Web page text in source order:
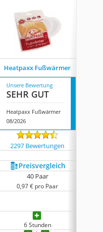
Heatpaxx Fußwärmer
Unsere Bewertung
SEHR GUT
Heatpaxx Fußwärmer
08/2026
2297 Bewertungen
Preis­vergleich
40 Paar
0,97 € pro Paar
6 Stunden